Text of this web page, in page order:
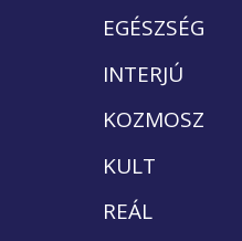
EGÉSZSÉG
INTERJÚ
KOZMOSZ
KULT
REÁL